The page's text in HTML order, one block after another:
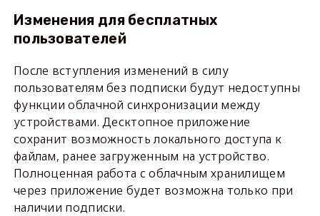
Изменения для бесплатных
пользователей
После вступления изменений в силу
пользователям без подписки будут недоступны
функции облачной синхронизации между
устройствами. Десктопное приложение
сохранит возможность локального доступа к
файлам, ранее загруженным на устройство.
Полноценная работа с облачным хранилищем
через приложение будет возможна только при
наличии подписки.